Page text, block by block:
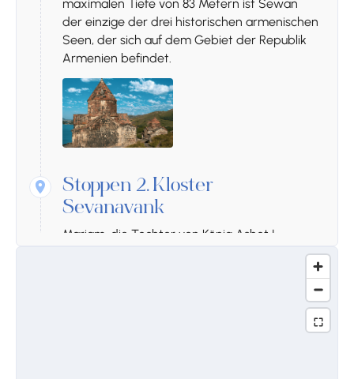
maximalen Tiefe von 83 Metern ist Sewan
der einzige der drei historischen armenischen
Seen, der sich auf dem Gebiet der Republik
Armenien befindet.
Stoppen 2. Kloster
Sevanavank
Mariam, die Tochter von König Ashot I.,
davon, Sewanawank, wurde 874 erbaut. Das